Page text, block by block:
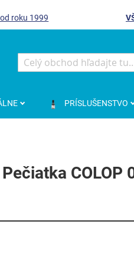
roku 1999
PRÍSLUŠENSTVO
Pečiatka COLOP